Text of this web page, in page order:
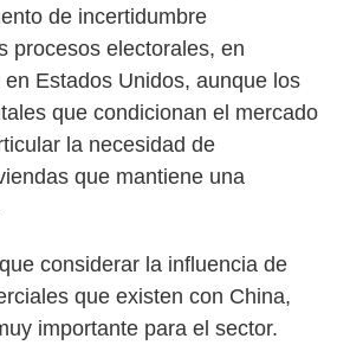
de incertidumbre
procesos electorales, en
Estados Unidos, aunque los
que condicionan el mercado
la necesidad de
que mantiene una
considerar la influencia de
que existen con China,
importante para el sector.